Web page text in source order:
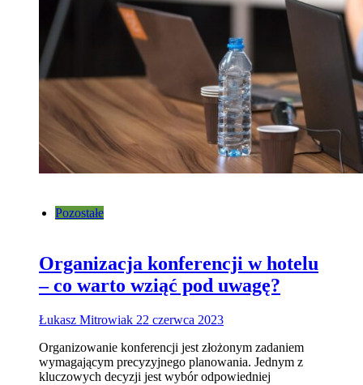
Pozostałe
Organizacja konferencji w hotelu
– co warto wziąć pod uwagę?
Łukasz Mitrowiak 22 czerwca 2023
Organizowanie konferencji jest złożonym zadaniem
wymagającym precyzyjnego planowania. Jednym z
kluczowych decyzji jest wybór odpowiedniej